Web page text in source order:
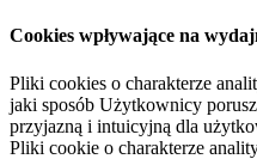
Cookies wpływające na
Pliki cookies o charakterze
jaki sposób Użytkownicy
przyjazną i intuicyjną dla
Pliki cookie o charakterze